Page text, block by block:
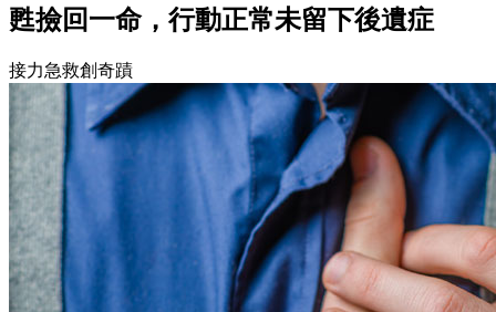
甦撿回一命，行動正常未留下後遺症
接力急救創奇蹟